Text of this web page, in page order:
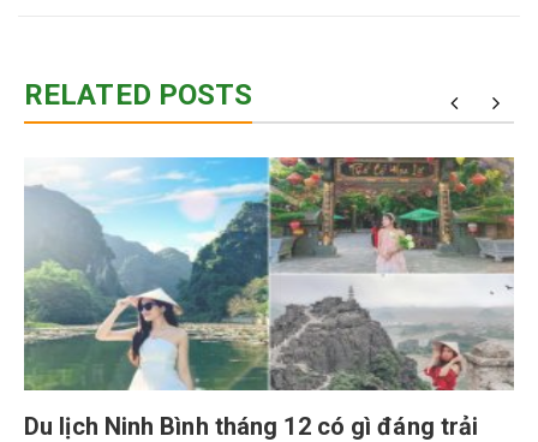
RELATED POSTS
Du lịch Ninh Bình tháng 12 có gì đáng trải